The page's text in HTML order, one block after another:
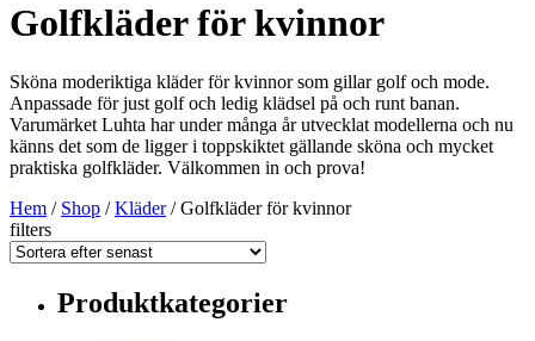
Golfkläder för kvinnor
Sköna moderiktiga kläder för kvinnor som gillar golf och mode.
Anpassade för just golf och ledig klädsel på och runt banan.
Varumärket Luhta har under många år utvecklat modellerna och nu
känns det som de ligger i toppskiktet gällande sköna och mycket
praktiska golfkläder. Välkommen in och prova!
Hem / Shop /Kläder/ Golfkläder för kvinnor
filters
Produktkategorier